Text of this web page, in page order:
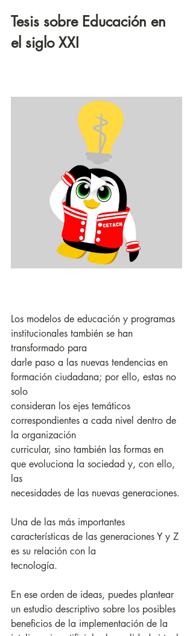
Tesis sobre Educación en
el siglo XXI
Los modelos de educación y programas
institucionales también se han
transformado para
darle paso a las nuevas tendencias en
formación ciudadana; por ello, estas no
solo
consideran los ejes temáticos
correspondientes a cada nivel dentro de
la organización
curricular, sino también las formas en
que evoluciona la sociedad y, con ello,
las
necesidades de las nuevas generaciones.
Una de las más importantes
características de las generaciones Y y Z
es su relación con la
tecnología.
En ese orden de ideas, puedes plantear
un estudio descriptivo sobre los posibles
beneficios de la implementación de la